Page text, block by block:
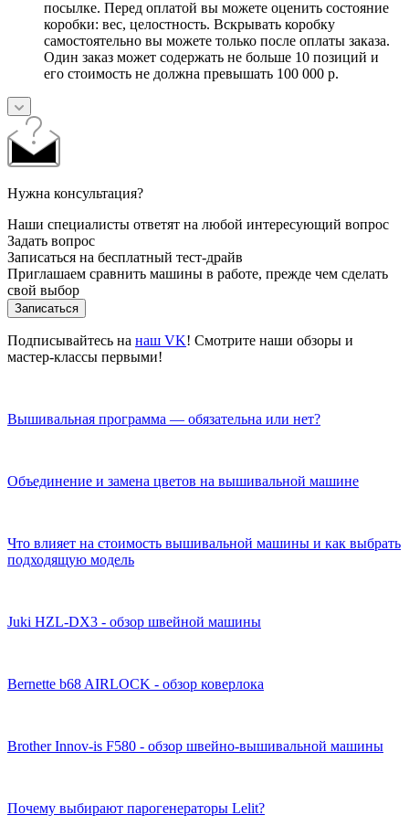
посылке. Перед оплатой вы можете оценить состояние
коробки: вес, целостность. Вскрывать коробку
самостоятельно вы можете только после оплаты заказа.
Один заказ может содержать не больше 10 позиций и
его стоимость не должна превышать 100 000 р.
Нужна консультация?
Наши специалисты ответят на любой интересующий вопрос
Задать вопрос
Записаться на бесплатный тест-драйв
Приглашаем сравнить машины в работе, прежде чем сделать
свой выбор
Записаться
Подписывайтесь на наш VK! Смотрите наши обзоры и
мастер-классы первыми!
Вышивальная программа — обязательна или нет?
Объединение и замена цветов на вышивальной машине
Что влияет на стоимость вышивальной машины и как выбрать
подходящую модель
Juki HZL-DX3 - обзор швейной машины
Bernette b68 AIRLOCK - обзор коверлока
Brother Innov-is F580 - обзор швейно-вышивальной машины
Почему выбирают парогенераторы Lelit?